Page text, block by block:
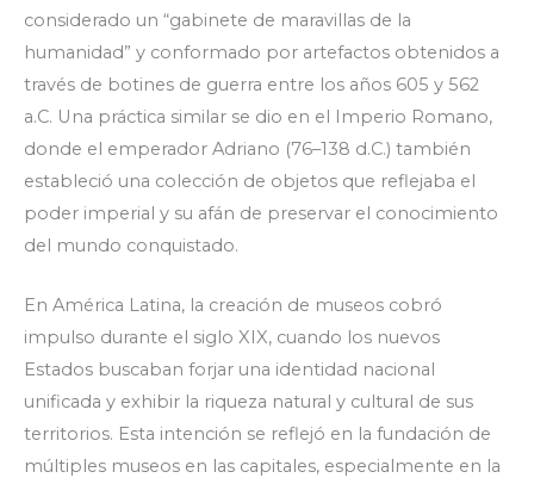
considerado un “gabinete de maravillas de la
humanidad” y conformado por artefactos obtenidos a
través de botines de guerra entre los años 605 y 562
a.C. Una práctica similar se dio en el Imperio Romano,
donde el emperador Adriano (76–138 d.C.) también
estableció una colección de objetos que reflejaba el
poder imperial y su afán de preservar el conocimiento
del mundo conquistado.
En América Latina, la creación de museos cobró
impulso durante el siglo XIX, cuando los nuevos
Estados buscaban forjar una identidad nacional
unificada y exhibir la riqueza natural y cultural de sus
territorios. Esta intención se reflejó en la fundación de
múltiples museos en las capitales, especialmente en la